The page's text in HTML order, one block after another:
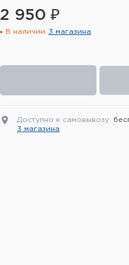
2 950 ₽
В наличии 3 магазина
Доступно к самовывозу:
3 магазина